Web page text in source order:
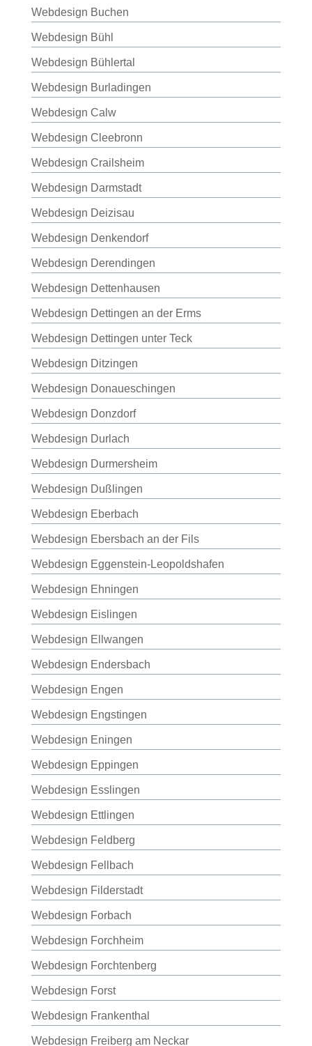
Webdesign Buchen
Webdesign Bühl
Webdesign Bühlertal
Webdesign Burladingen
Webdesign Calw
Webdesign Cleebronn
Webdesign Crailsheim
Webdesign Darmstadt
Webdesign Deizisau
Webdesign Denkendorf
Webdesign Derendingen
Webdesign Dettenhausen
Webdesign Dettingen an der Erms
Webdesign Dettingen unter Teck
Webdesign Ditzingen
Webdesign Donaueschingen
Webdesign Donzdorf
Webdesign Durlach
Webdesign Durmersheim
Webdesign Dußlingen
Webdesign Eberbach
Webdesign Ebersbach an der Fils
Webdesign Eggenstein-Leopoldshafen
Webdesign Ehningen
Webdesign Eislingen
Webdesign Ellwangen
Webdesign Endersbach
Webdesign Engen
Webdesign Engstingen
Webdesign Eningen
Webdesign Eppingen
Webdesign Esslingen
Webdesign Ettlingen
Webdesign Feldberg
Webdesign Fellbach
Webdesign Filderstadt
Webdesign Forbach
Webdesign Forchheim
Webdesign Forchtenberg
Webdesign Forst
Webdesign Frankenthal
Webdesign Freiberg am Neckar